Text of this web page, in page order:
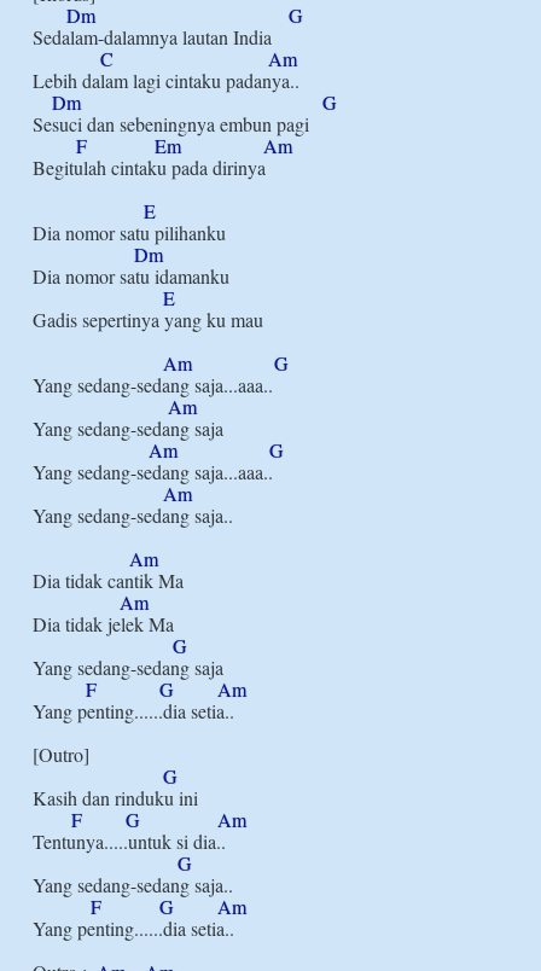
Dm
G
Sedalam-dalamnya lautan India
C
Am
Lebih dalam lagi cintaku padanya..
Dm
G
Sesuci dan sebeningnya embun pagi
F
Em
Am
Begitulah cintaku pada dirinya
E
Dia nomor satu pilihanku
Dm
Dia nomor satu idamanku
E
Gadis sepertinya yang ku mau
Am
G
Yang sedang-sedang saja...aaa..
Am
Yang sedang-sedang saja
Am
G
Yang sedang-sedang saja...aaa..
Am
Yang sedang-sedang saja..
Am
Dia tidak cantik Ma
Am
Dia tidak jelek Ma
G
Yang sedang-sedang saja
F
G
Am
Yang penting......dia setia..
[Outro]
G
Kasih dan rinduku ini
F
G
Am
Tentunya.....untuk si dia..
G
Yang sedang-sedang saja..
F
G
Am
Yang penting......dia setia..